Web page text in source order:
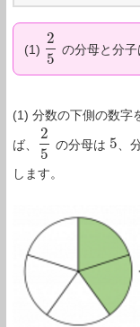
(1)
2
5
25 の分母と分子
(1) 分数の下側の数字
ば、
2
5
25 の分母は 5
5 、
します。